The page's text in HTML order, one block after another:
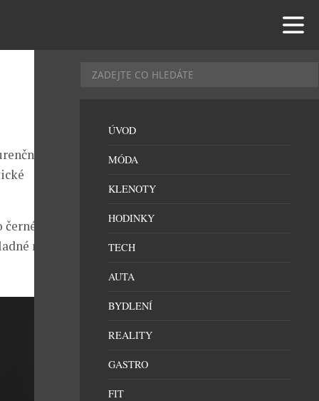
černá.
měsíce
ÚVOD
MÓDA
KLENOTY
HODINKY
TECH
AUTA
BYDLENÍ
REALITY
GASTRO
FIT